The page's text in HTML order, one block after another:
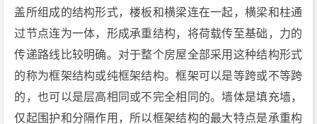
盖所组成的结构形式，楼板和横梁连在一起，横梁和柱通
过节点连为一体，形成承重结构，将荷载传至基础，力的
传递路线比较明确。对于整个房屋全部采用这种结构形式
的称为框架结构或纯框架结构。框架可以是等跨或不等跨
的，也可以是层高相同或不完全相同的。墙体是填充墙，
仅起围护和分隔作用，所以框架结构的最大特点是承重构